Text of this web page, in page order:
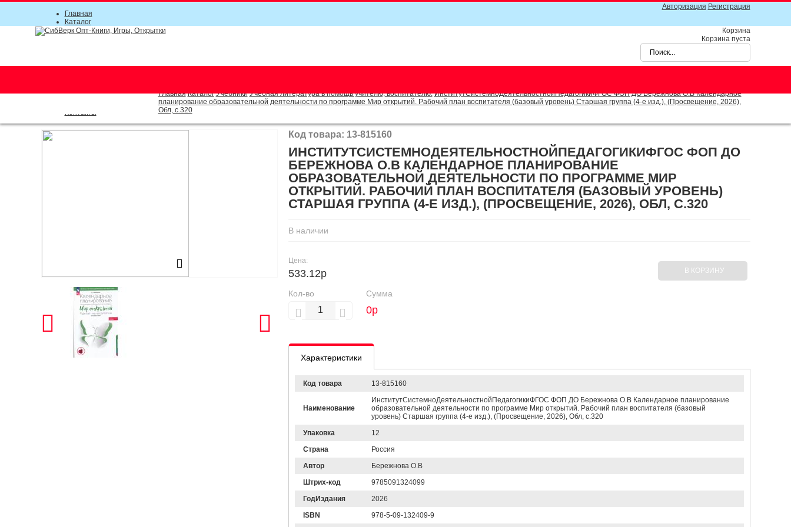
Авторизация Регистрация
Главная
Каталог
Прайс-листы
Доставка
Контакты
Корзина
Корзина пуста
Главная Каталог Учебники Учебная литература в помощь учителю, воспитателю. ИнститутСистемноДеятельностнойПедагогикиФГОС ФОП ДО Бережнова О.В Календарное
планирование образовательной деятельности по программе Мир открытий. Рабочий план воспитателя (базовый уровень) Старшая группа (4-е изд.), (Просвещение, 2026),
Обл, c.320
Код товара: 13-815160
ИНСТИТУТСИСТЕМНОДЕЯТЕЛЬНОСТНОЙПЕДАГОГИКИФГОС ФОП ДО
БЕРЕЖНОВА О.В КАЛЕНДАРНОЕ ПЛАНИРОВАНИЕ
ОБРАЗОВАТЕЛЬНОЙ ДЕЯТЕЛЬНОСТИ ПО ПРОГРАММЕ МИР
ОТКРЫТИЙ. РАБОЧИЙ ПЛАН ВОСПИТАТЕЛЯ (БАЗОВЫЙ УРОВЕНЬ)
СТАРШАЯ ГРУППА (4-Е ИЗД.), (ПРОСВЕЩЕНИЕ, 2026), ОБЛ, C.320
В наличии
Цена:
533.12р
Кол-во Сумма
0р
В КОРЗИНУ
Характеристики
Код товара 13-815160
Наименование
ИнститутСистемноДеятельностнойПедагогикиФГОС ФОП ДО Бережнова О.В Календарное планирование
образовательной деятельности по программе Мир открытий. Рабочий план воспитателя (базовый
уровень) Старшая группа (4-е изд.), (Просвещение, 2026), Обл, c.320
Упаковка
12
Страна
Россия
Автор
Бережнова О.В
Штрих-код
9785091324099
ГодИздания
2026
ISBN
978-5-09-132409-9